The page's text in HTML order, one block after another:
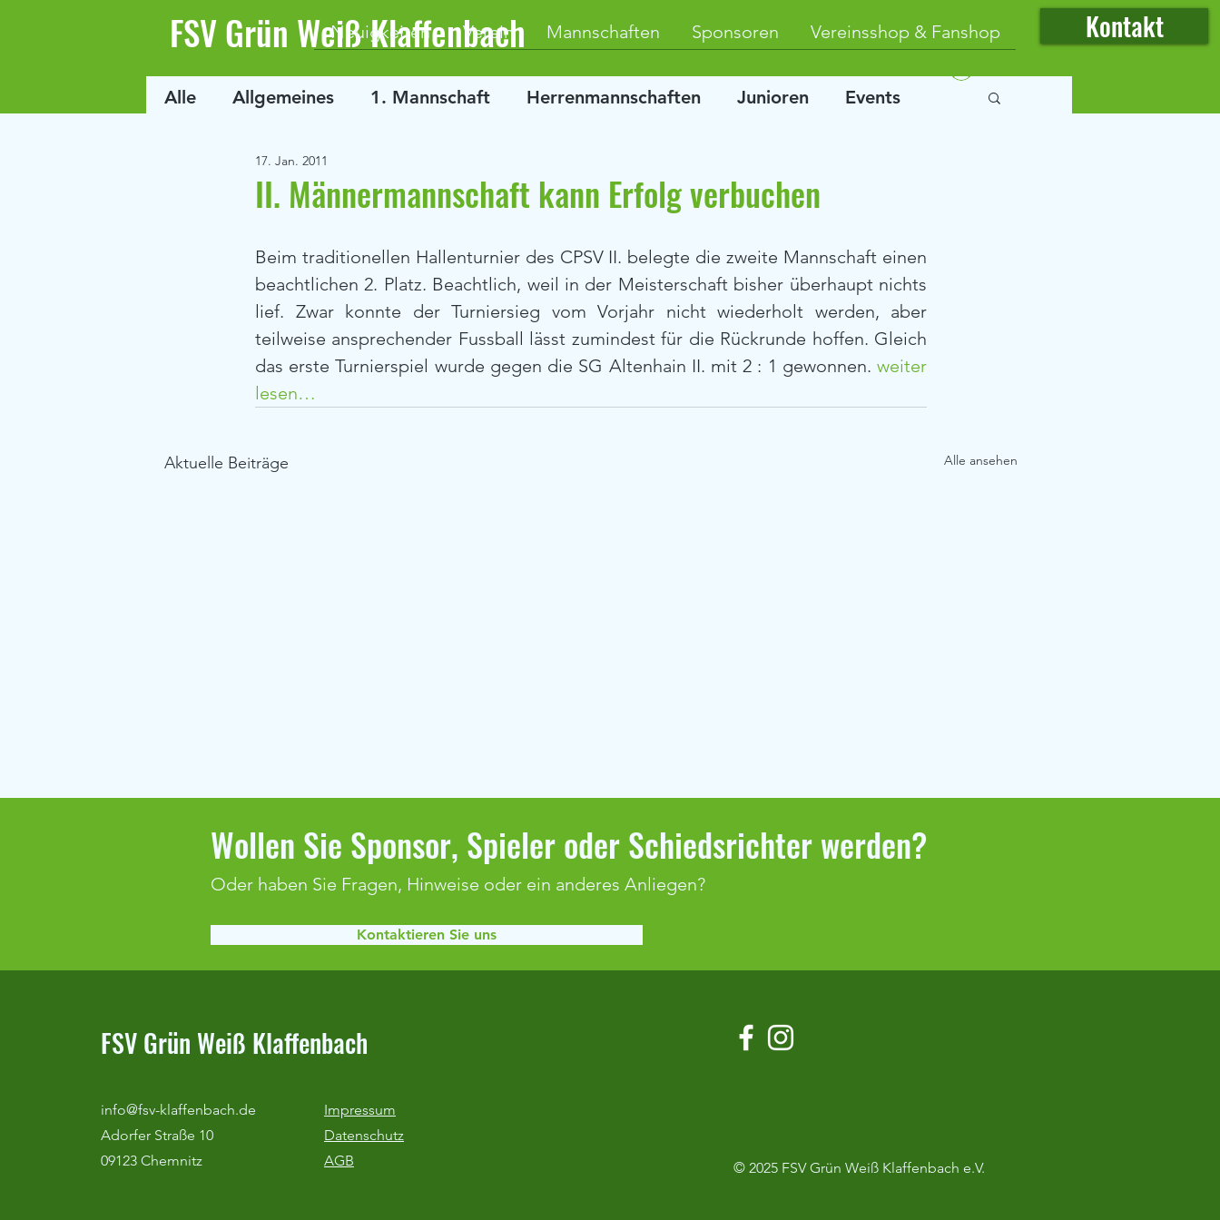
FSV Grün Weiß Klaffenbach
Neuigkeiten Verein Mannschaften Sponsoren Vereinsshop & Fanshop Kontakt
Alle
Allgemeines 1. Mannschaft Herrenmannschaften Junioren Events
II. Männermannschaft kann Erfolg verbuchen
17. Jan. 2011
Beim traditionellen Hallenturnier des CPSV II. belegte die zweite Mannschaft einen
beachtlichen 2. Platz. Beachtlich, weil in der Meisterschaft bisher überhaupt nichts
lief. Zwar konnte der Turniersieg vom Vorjahr nicht wiederholt werden, aber
teilweise ansprechender Fussball lässt zumindest für die Rückrunde hoffen. Gleich
das erste Turnierspiel wurde gegen die SG Altenhain II. mit 2 : 1 gewonnen. weiter
lesen…
Aktuelle Beiträge Alle ansehen
Duralin-Cup & Optimum Cup 2026
Klaffenbach bleibt weiter
Wollen Sie Sponsor, Spieler oder Schiedsrichter werden?
Oder haben Sie Fragen, Hinweise oder ein anderes Anliegen?
Kontaktieren Sie uns
FSV Grün Weiß Klaffenbach
info@fsv-klaffenbach.de
Adorfer Straße 10
09123 Chemnitz
Impressum
Datenschutz
AGB
© 2025 FSV Grün Weiß Klaffenbach e.V.